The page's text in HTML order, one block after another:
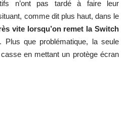
n’ont pas tardé à faire leur
comme dit plus haut, dans le
vite lorsqu’on remet la Switch
. Plus que problématique, la seule
en mettant un protège écran